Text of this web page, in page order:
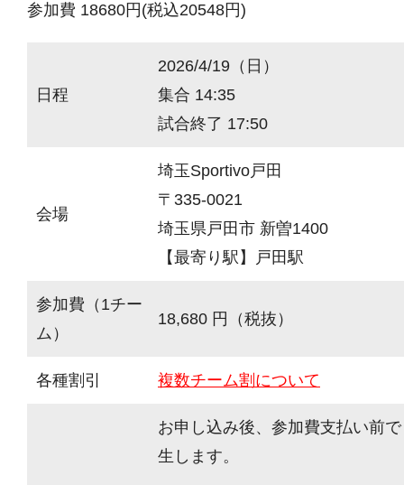
参加費 18680円(税込20548円)
日程
2026/4/19（日）
集合 14:35
試合終了 17:50
会場
埼玉Sportivo戸田
〒335-0021
埼玉県戸田市 新曽1400
【最寄り駅】戸田駅
参加費（1チー
ム）
18,680 円（税抜）
各種割引 複数チーム割について
お申し込み後、参加費支払い前
生します。